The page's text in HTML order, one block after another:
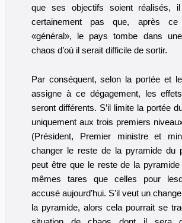
que ses objectifs soient réalisés,
certainement pas que, après ce
«général», le pays tombe dans
chaos d’où il serait difficile de sortir.
Par conséquent, selon la portée et
assigne à ce dégagement, les
seront différents. S’il limite la portée
uniquement aux trois premiers
(Président, Premier ministre et
changer le reste de la pyramide du
peut être que le reste de la
mêmes tares que celles pour
accusé aujourd’hui. S’il veut un
la pyramide, alors cela pourrait se